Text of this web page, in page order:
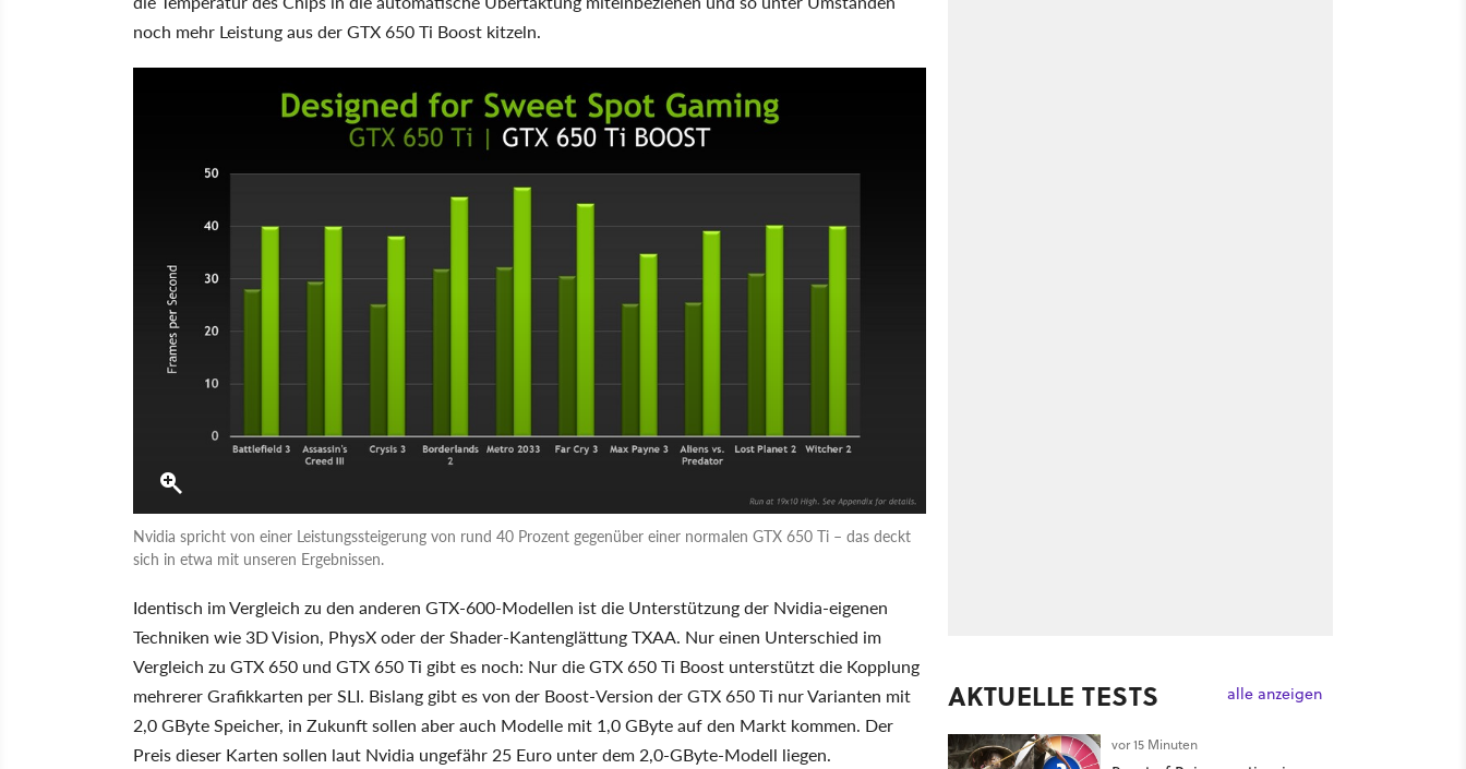
noch mehr Leistung aus der GTX 650 Ti Boost kitzeln.
Nvidia spricht von einer Leistungssteigerung von rund 40 Prozent gegenüber einer normalen GTX 650 Ti – das deckt
sich in etwa mit unseren Ergebnissen.
Identisch im Vergleich zu den anderen GTX-600-Modellen ist die Unterstützung der Nvidia-eigenen
Techniken wie 3D Vision, PhysX oder der Shader-Kantenglättung TXAA. Nur einen Unterschied im
Vergleich zu GTX 650 und GTX 650 Ti gibt es noch: Nur die GTX 650 Ti Boost unterstützt die Kopplung
mehrerer Grafikkarten per SLI. Bislang gibt es von der Boost-Version der GTX 650 Ti nur Varianten mit
2,0 GByte Speicher, in Zukunft sollen aber auch Modelle mit 1,0 GByte auf den Markt kommen. Der
Preis dieser Karten sollen laut Nvidia ungefähr 25 Euro unter dem 2,0-GByte-Modell liegen.
AKTUELLE TESTS alle anzeigen
vor 15 Minuten